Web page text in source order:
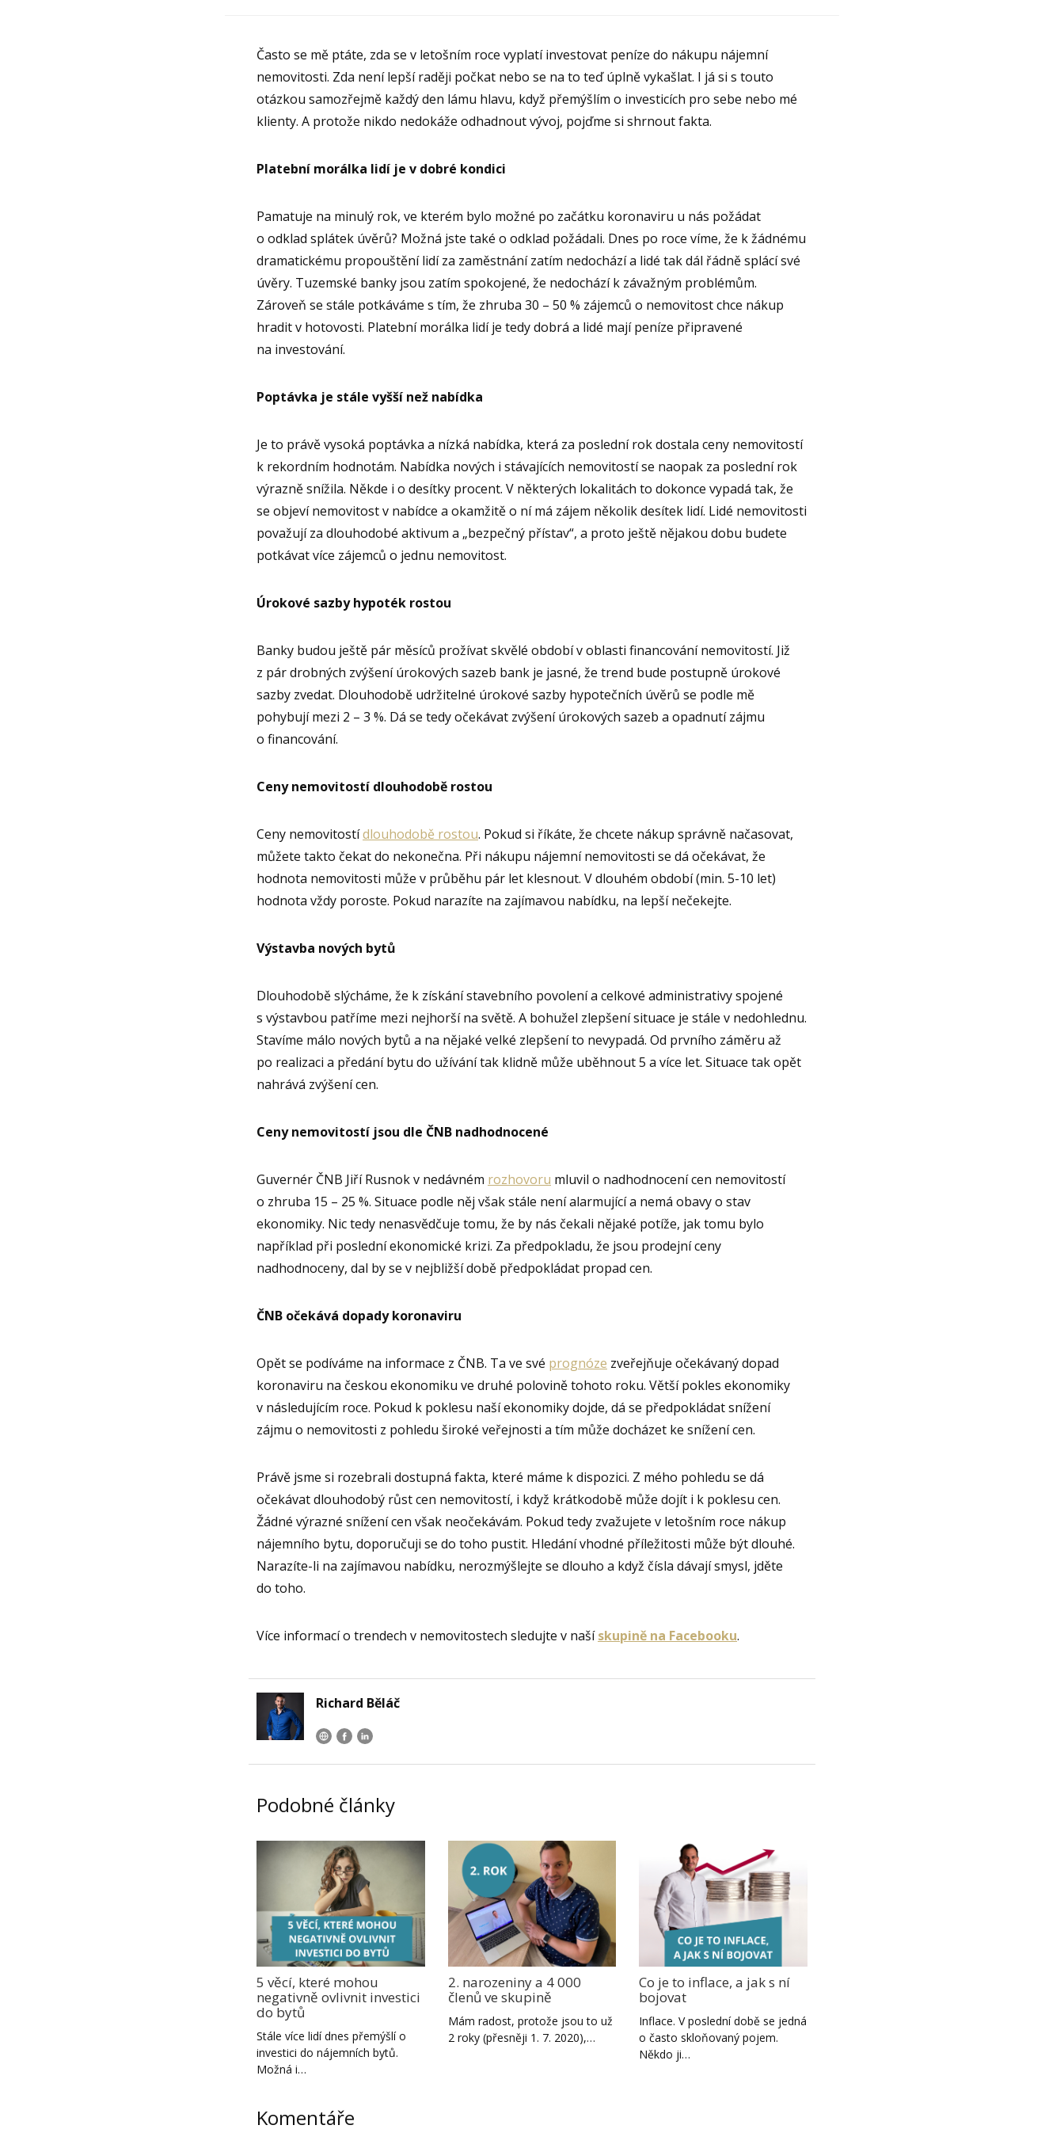
Často se mě ptáte, zda se v letošním roce vyplatí investovat peníze do nákupu nájemní
nemovitosti. Zda není lepší raději počkat nebo se na to teď úplně vykašlat. I já si s touto
otázkou samozřejmě každý den lámu hlavu, když přemýšlím o investicích pro sebe nebo mé
klienty. A protože nikdo nedokáže odhadnout vývoj, pojďme si shrnout fakta.
Platební morálka lidí je v dobré kondici
Pamatuje na minulý rok, ve kterém bylo možné po začátku koronaviru u nás požádat
o odklad splátek úvěrů? Možná jste také o odklad požádali. Dnes po roce víme, že k žádnému
dramatickému propouštění lidí za zaměstnání zatím nedochází a lidé tak dál řádně splácí své
úvěry. Tuzemské banky jsou zatím spokojené, že nedochází k závažným problémům.
Zároveň se stále potkáváme s tím, že zhruba 30 – 50 % zájemců o nemovitost chce nákup
hradit v hotovosti. Platební morálka lidí je tedy dobrá a lidé mají peníze připravené
na investování.
Poptávka je stále vyšší než nabídka
Je to právě vysoká poptávka a nízká nabídka, která za poslední rok dostala ceny nemovitostí
k rekordním hodnotám. Nabídka nových i stávajících nemovitostí se naopak za poslední rok
výrazně snížila. Někde i o desítky procent. V některých lokalitách to dokonce vypadá tak, že
se objeví nemovitost v nabídce a okamžitě o ní má zájem několik desítek lidí. Lidé nemovitosti
považují za dlouhodobé aktivum a „bezpečný přístav“, a proto ještě nějakou dobu budete
potkávat více zájemců o jednu nemovitost.
Úrokové sazby hypoték rostou
Banky budou ještě pár měsíců prožívat skvělé období v oblasti financování nemovitostí. Již
z pár drobných zvýšení úrokových sazeb bank je jasné, že trend bude postupně úrokové
sazby zvedat. Dlouhodobě udržitelné úrokové sazby hypotečních úvěrů se podle mě
pohybují mezi 2 – 3 %. Dá se tedy očekávat zvýšení úrokových sazeb a opadnutí zájmu
o financování.
Ceny nemovitostí dlouhodobě rostou
Ceny nemovitostídlouhodobě rostou. Pokud si říkáte, že chcete nákup správně načasovat,
můžete takto čekat do nekonečna. Při nákupu nájemní nemovitosti se dá očekávat, že
hodnota nemovitosti může v průběhu pár let klesnout. V dlouhém období (min. 5-10 let)
hodnota vždy poroste. Pokud narazíte na zajímavou nabídku, na lepší nečekejte.
Výstavba nových bytů
Dlouhodobě slýcháme, že k získání stavebního povolení a celkové administrativy spojené
s výstavbou patříme mezi nejhorší na světě. A bohužel zlepšení situace je stále v nedohlednu.
Stavíme málo nových bytů a na nějaké velké zlepšení to nevypadá. Od prvního záměru až
po realizaci a předání bytu do užívání tak klidně může uběhnout 5 a více let. Situace tak opět
nahrává zvýšení cen.
Ceny nemovitostí jsou dle ČNB nadhodnocené
Guvernér ČNB Jiří Rusnok v nedávném rozhovoru mluvil o nadhodnocení cen nemovitostí
o zhruba 15 – 25 %. Situace podle něj však stále není alarmující a nemá obavy o stav
ekonomiky. Nic tedy nenasvědčuje tomu, že by nás čekali nějaké potíže, jak tomu bylo
například při poslední ekonomické krizi. Za předpokladu, že jsou prodejní ceny
nadhodnoceny, dal by se v nejbližší době předpokládat propad cen.
ČNB očekává dopady koronaviru
Opět se podíváme na informace z ČNB. Ta ve své prognóze zveřejňuje očekávaný dopad
koronaviru na českou ekonomiku ve druhé polovině tohoto roku. Větší pokles ekonomiky
v následujícím roce. Pokud k poklesu naší ekonomiky dojde, dá se předpokládat snížení
zájmu o nemovitosti z pohledu široké veřejnosti a tím může docházet ke snížení cen.
Právě jsme si rozebrali dostupná fakta, které máme k dispozici. Z mého pohledu se dá
očekávat dlouhodobý růst cen nemovitostí, i když krátkodobě může dojít i k poklesu cen.
Žádné výrazné snížení cen však neočekávám. Pokud tedy zvažujete v letošním roce nákup
nájemního bytu, doporučuji se do toho pustit. Hledání vhodné příležitosti může být dlouhé.
Narazíte-li na zajímavou nabídku, nerozmýšlejte se dlouho a když čísla dávají smysl, jděte
do toho.
Více informací o trendech v nemovitostech sledujte v našískupině na Facebooku.
Richard Běláč
Podobné články
5 věcí, které mohou
negativně ovlivnit investici
do bytů
Stále více lidí dnes přemýšlí o
investici do nájemních bytů.
Možná i…
2. narozeniny a 4 000
členů ve skupině
Mám radost, protože jsou to už
2 roky (přesněji 1. 7. 2020),…
Co je to inflace, a jak s ní
bojovat
Inflace. V poslední době se jedná
o často skloňovaný pojem.
Někdo ji…
Komentáře